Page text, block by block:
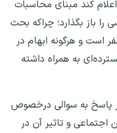
کند مبنای محاسبات
باز بگذارد؛ چراکه بحث
است و هرگونه ابهام در
به همراه داشته
پاسخ به سوالی درخصوص
و تاثیر آن در